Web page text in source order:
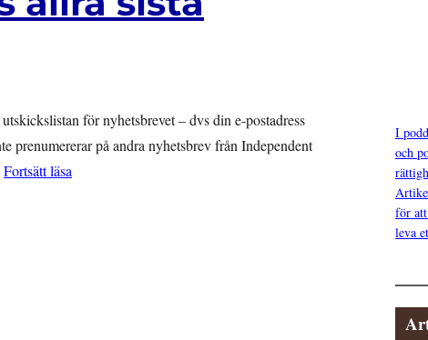
för nyhetsbrevet – dvs din e-postadress
prenumererar på andra nyhetsbrev från Independent
Fortsätt läsa
I
och
för
leva